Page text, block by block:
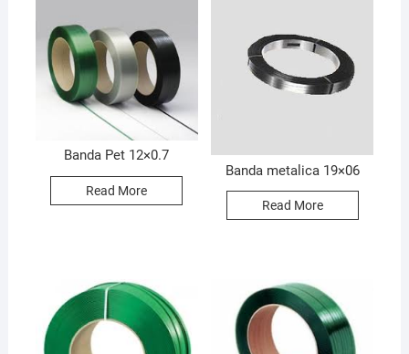
Banda Pet 12×0.7
Read More
Banda metalica 19×06
Read More